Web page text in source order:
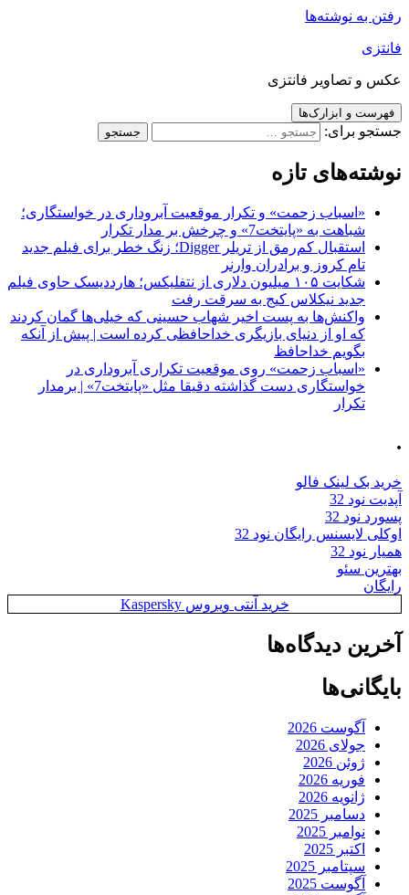
رفتن به نوشته‌ها
فانتزی
عکس و تصاویر فانتزی
فهرست و ابزارک‌ها
جستجو برای:
نوشته‌های تازه
«اسباب زحمت» و تکرار موقعیت آبروداری در خواستگاری؛
شباهت به «پایتخت7» و چرخش بر مدار تکرار
استقبال کم‌رمق از تریلر Digger؛ زنگ خطر برای فیلم جدید
تام کروز و برادران وارنر
شکایت ۱۰۵ میلیون دلاری از نتفلیکس؛ هارددیسک حاوی فیلم
جدید نیکلاس کیج به سرقت رفت
واکنش‌ها به پست اخیر شهاب حسینی که خیلی‌ها گمان کردند
که او از دنیای بازیگری خداحافظی کرده است | پیش از آنکه
بگویم خداحافظ
«اسباب زحمت» روی موقعیت تکراری آبروداری در
خواستگاری دست گذاشته دقیقا مثل «پایتخت7» | برمدار
تکرار
.
خرید بک لینک فالو
آپدیت نود 32
پسورد نود 32
اوکلی لایسنس رایگان نود 32
همیار نود 32
بهترین سئو
رایگان
خرید آنتی ویروس Kaspersky
آخرین دیدگاه‌ها
بایگانی‌ها
آگوست 2026
جولای 2026
ژوئن 2026
فوریه 2026
ژانویه 2026
دسامبر 2025
نوامبر 2025
اکتبر 2025
سپتامبر 2025
آگوست 2025